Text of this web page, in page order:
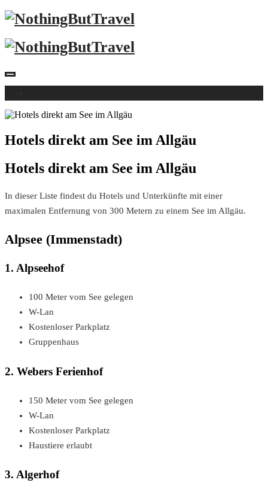
Hotels direkt am See im Allgäu
Hotels direkt am See im Allgäu
In dieser Liste findest du Hotels und Unterkünfte mit einer
maximalen Entfernung von 300 Metern zu einem See im Allgäu.
Alpsee (Immenstadt)
1. Alpseehof
100 Meter vom See gelegen
W-Lan
Kostenloser Parkplatz
Gruppenhaus
2. Webers Ferienhof
150 Meter vom See gelegen
W-Lan
Kostenloser Parkplatz
Haustiere erlaubt
3. Algerhof